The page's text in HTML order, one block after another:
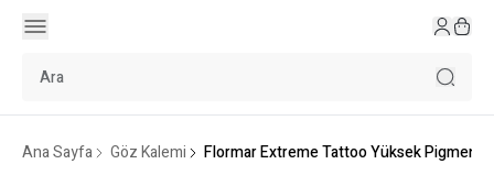
Ana Sayfa Göz Kalemi Flormar Extreme Tattoo Yüksek